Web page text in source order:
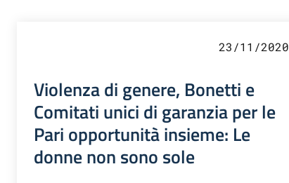
23/11/2020
Violenza di genere, Bonetti e
Comitati unici di garanzia per le
Pari opportunità insieme: Le
donne non sono sole